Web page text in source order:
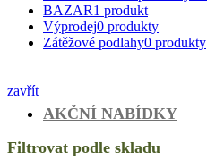
BAZAR1 produkt
Výprodej0 produkty
Zátěžové podlahy0 produkty
zavřít
AKČNÍ NABÍDKY
Filtrovat podle skladu